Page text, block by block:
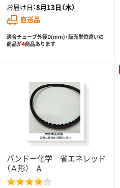
お届け日：8月13日（木）
直送品
適合チューブ外径D(mm)・販売単位違いの
商品が4商品あります
バンドー化学 省エネレッド
（Ａ形） A